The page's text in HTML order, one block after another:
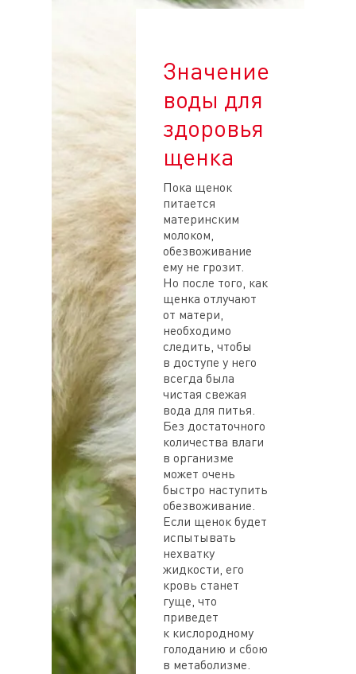
Значение
воды для
здоровья
щенка
Пока щенок
питается
материнским
молоком,
обезвоживание
ему не грозит.
Но после того, как
щенка отлучают
от матери,
необходимо
следить, чтобы
в доступе у него
всегда была
чистая свежая
вода для питья.
Без достаточного
количества влаги
в организме
может очень
быстро наступить
обезвоживание.
Если щенок будет
испытывать
нехватку
жидкости, его
кровь станет
гуще, что
приведет
к кислородному
голоданию и сбою
в метаболизме.